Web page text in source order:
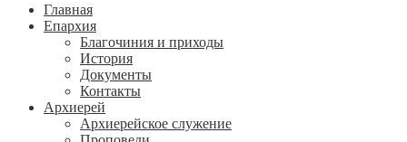
Главная
Епархия
Благочиния и приходы
История
Документы
Контакты
Архиерей
Архиерейское служение